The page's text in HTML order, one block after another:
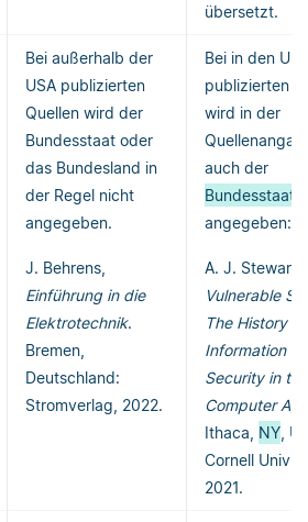
übersetzt.
Bei außerhalb der
USA publizierten
Quellen wird der
Bundesstaat oder
das Bundesland in
der Regel nicht
angegeben.
J. Behrens,
Einführung in die
Elektrotechnik.
Bremen,
Deutschland:
Stromverlag, 2022.
Bei in den
publizierten
wird in der
auch der
Bundesstaat
angegeben:
A. J. Stewart,
Vulnerable
The History of
Information
Security in the
Computer Age
Ithaca, NY ,
Cornell Univ.
2021.